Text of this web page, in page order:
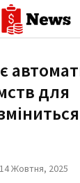
для
14 Жовтня, 2025